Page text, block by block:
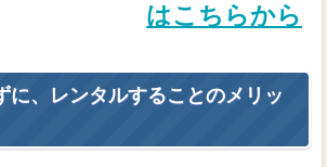
はこちらから
に、レンタルすることのメリッ